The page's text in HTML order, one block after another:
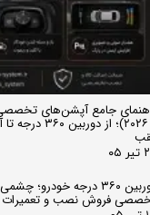
و ۲۰۲۶)؛ از
دوربین ۳۶۰ درجه
فروش نصب و تعمیرات